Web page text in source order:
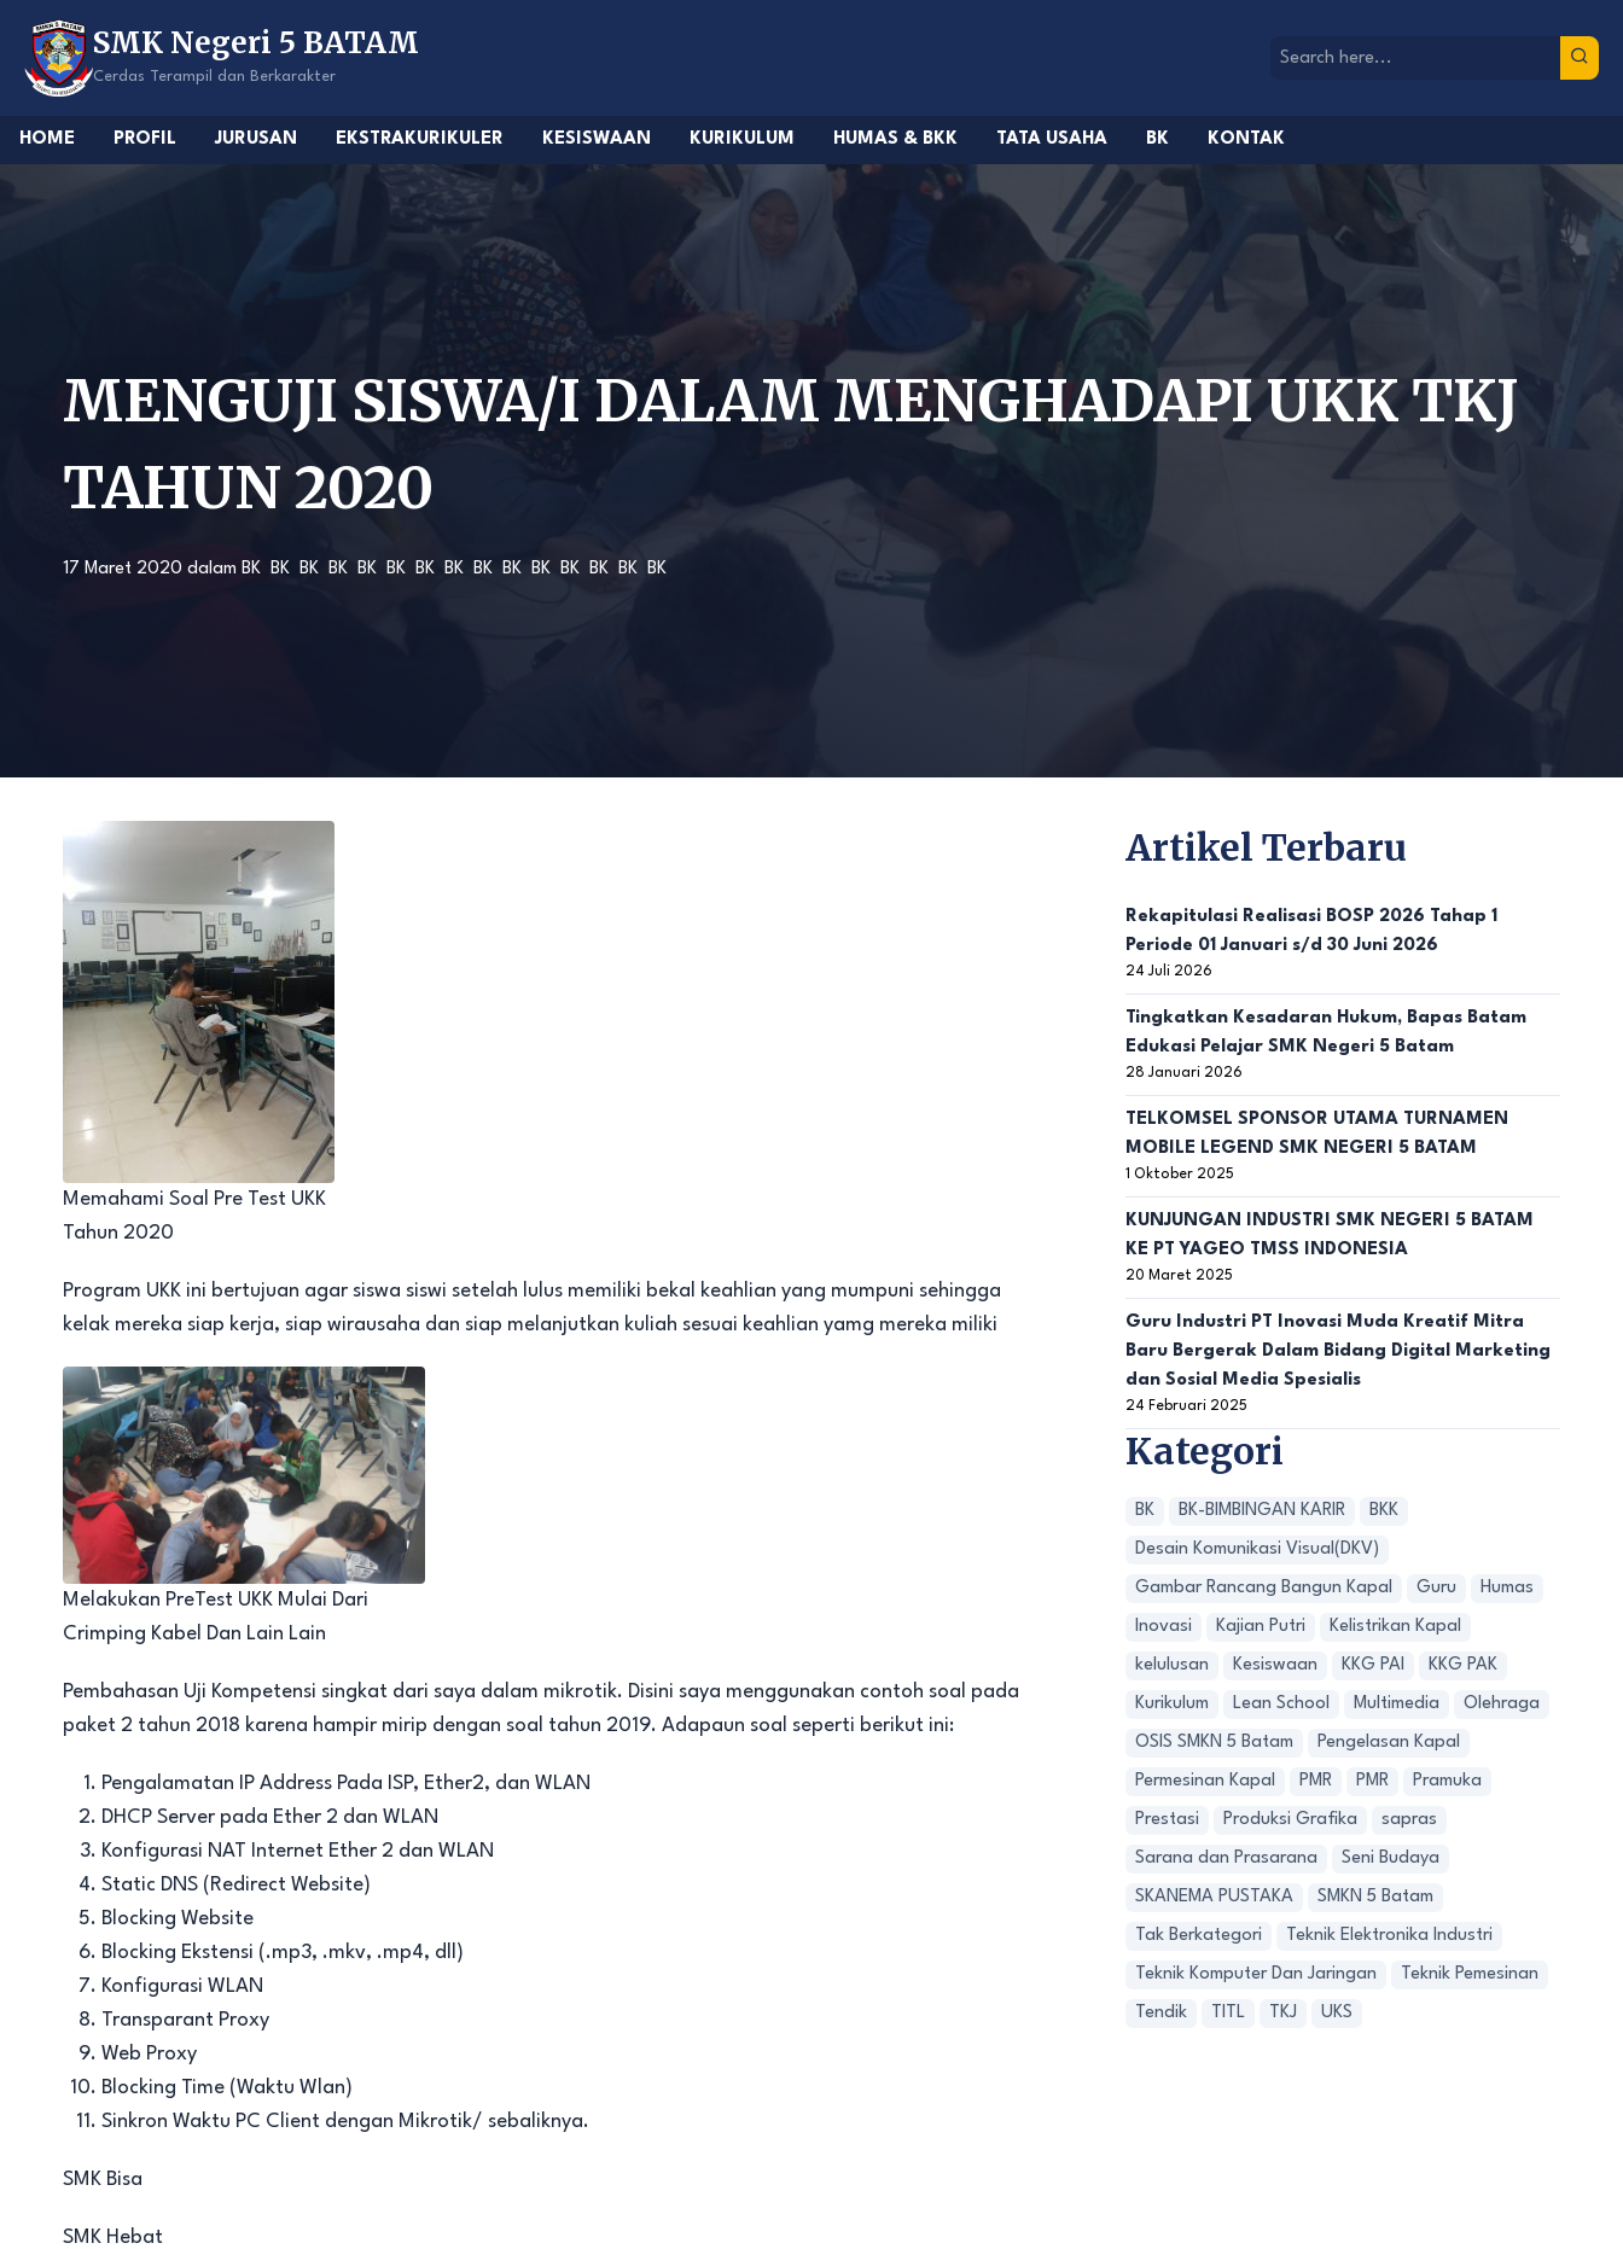
content
SMK Negeri 5 BATAM
Cerdas Terampil dan Berkarakter
HOME PROFIL JURUSAN EKSTRAKURIKULER KESISWAAN KURIKULUM HUMAS & BKK TATA USAHA BK KONTAK
MENGUJI SISWA/I DALAM MENGHADAPI UKK TKJ
TAHUN 2020
17 Maret 2020 dalam BK BK BK BK BK BK BK BK BK BK BK BK BK BK BK
Memahami Soal Pre Test UKK
Tahun 2020
Program UKK ini bertujuan agar siswa siswi setelah lulus memiliki bekal keahlian yang mumpuni sehingga
kelak mereka siap kerja, siap wirausaha dan siap melanjutkan kuliah sesuai keahlian yamg mereka miliki
Melakukan PreTest UKK Mulai Dari
Crimping Kabel Dan Lain Lain
Pembahasan Uji Kompetensi singkat dari saya dalam mikrotik. Disini saya menggunakan contoh soal pada
paket 2 tahun 2018 karena hampir mirip dengan soal tahun 2019. Adapaun soal seperti berikut ini:
Pengalamatan IP Address Pada ISP, Ether2, dan WLAN
DHCP Server pada Ether 2 dan WLAN
Konfigurasi NAT Internet Ether 2 dan WLAN
Static DNS (Redirect Website)
Blocking Website
Blocking Ekstensi (.mp3, .mkv, .mp4, dll)
Konfigurasi WLAN
Transparant Proxy
Web Proxy
Blocking Time (Waktu Wlan)
Sinkron Waktu PC Client dengan Mikrotik/ sebaliknya.
SMK Bisa
SMK Hebat
Artikel Terbaru
Rekapitulasi Realisasi BOSP 2026 Tahap 1
Periode 01 Januari s/d 30 Juni 2026
24 Juli 2026
Tingkatkan Kesadaran Hukum, Bapas Batam
Edukasi Pelajar SMK Negeri 5 Batam
28 Januari 2026
TELKOMSEL SPONSOR UTAMA TURNAMEN
MOBILE LEGEND SMK NEGERI 5 BATAM
1 Oktober 2025
KUNJUNGAN INDUSTRI SMK NEGERI 5 BATAM
KE PT YAGEO TMSS INDONESIA
20 Maret 2025
Guru Industri PT Inovasi Muda Kreatif Mitra
Baru Bergerak Dalam Bidang Digital Marketing
dan Sosial Media Spesialis
24 Februari 2025
Kategori
BK BK-BIMBINGAN KARIR BKK
Desain Komunikasi Visual(DKV)
Gambar Rancang Bangun Kapal Guru Humas
Inovasi Kajian Putri Kelistrikan Kapal
kelulusan Kesiswaan KKG PAI KKG PAK
Kurikulum Lean School Multimedia Olehraga
OSIS SMKN 5 Batam Pengelasan Kapal
Permesinan Kapal PMR PMR Pramuka
Prestasi Produksi Grafika sapras
Sarana dan Prasarana Seni Budaya
SKANEMA PUSTAKA SMKN 5 Batam
Tak Berkategori Teknik Elektronika Industri
Teknik Komputer Dan Jaringan Teknik Pemesinan
Tendik TITL TKJ UKS